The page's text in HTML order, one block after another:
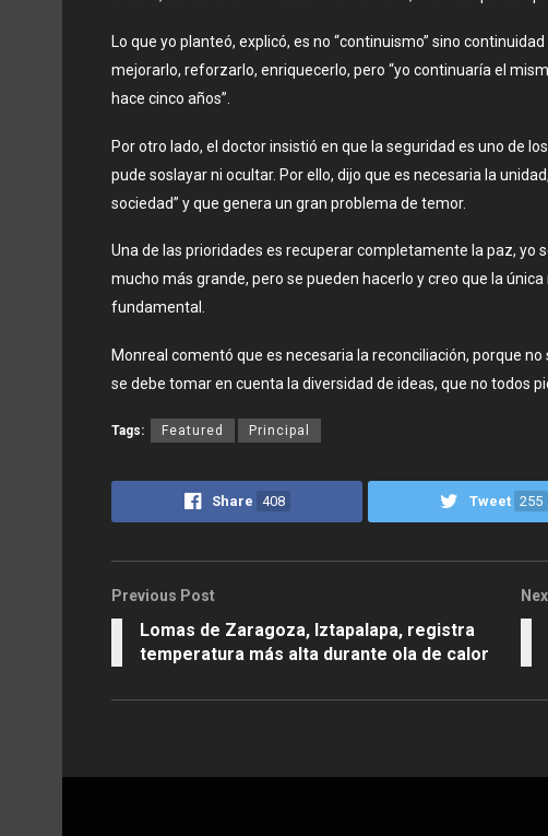
Lo que yo planteó, explicó, es no “continuismo” sino
mejorarlo, reforzarlo, enriquecerlo, pero “yo continuaría el
hace cinco años”.
Por otro lado, el doctor insistió en que la seguridad es uno de
pude soslayar ni ocultar. Por ello, dijo que es necesaria la
sociedad” y que genera un gran problema de temor.
Una de las prioridades es recuperar completamente la paz, yo
mucho más grande, pero se pueden hacerlo y creo que la
fundamental.
Monreal comentó que es necesaria la reconciliación, porque
se debe tomar en cuenta la diversidad de ideas, que no todos
Tags: Featured Principal
Share 408 Tweet 255
Previous Post
Lomas de Zaragoza, Iztapalapa, registra
temperatura más alta durante ola de calor